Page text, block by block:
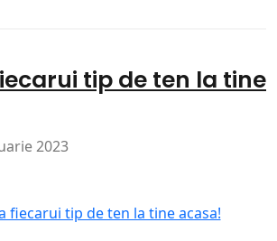
tip de ten la tine
2023